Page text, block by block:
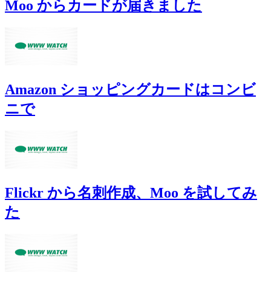
Moo からカードが届きました
Amazon ショッピングカードはコンビ
ニで
Flickr から名刺作成、Moo を試してみ
た